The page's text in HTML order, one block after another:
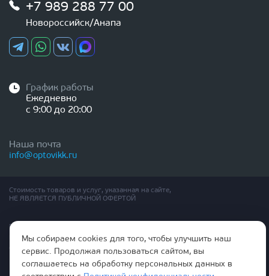
+7 989 288 77 00
Новороссийск/Анапа
График работы
Ежедневно
с 9:00 до 20:00
Наша почта
info@optovikk.ru
Стоимость товаров и услуг, указанная на сайте,
НЕ ЯВЛЯЕТСЯ ПУБЛИЧНОЙ ОФЕРТОЙ
Правила эксплутации входных и межкомнатных дверей
Политика обработки персональных данных
Согласие на обработку персональных данных
Мы собираем cookies для того, чтобы улучшить наш
сервис. Продолжая пользоваться сайтом, вы
соглашаетесь на обработку персональных данных в